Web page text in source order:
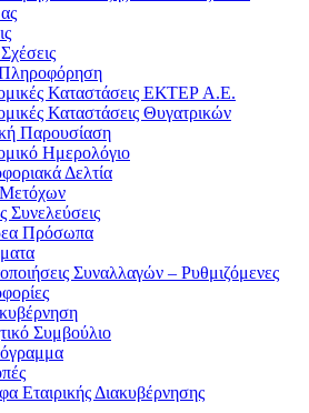
Καταστάσεις ΕΚΤΕΡ Α.Ε.
Καταστάσεις Θυγατρικών
Παρουσίαση
Ημερολόγιο
Δελτία
Συνελεύσεις
Πρόσωπα
Συναλλαγών – Ρυθμιζόμενες
Συμβούλιο
Εταιρικής Διακυβέρνησης